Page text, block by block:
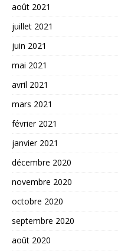
août 2021
juillet 2021
juin 2021
mai 2021
avril 2021
mars 2021
février 2021
janvier 2021
décembre 2020
novembre 2020
octobre 2020
septembre 2020
août 2020